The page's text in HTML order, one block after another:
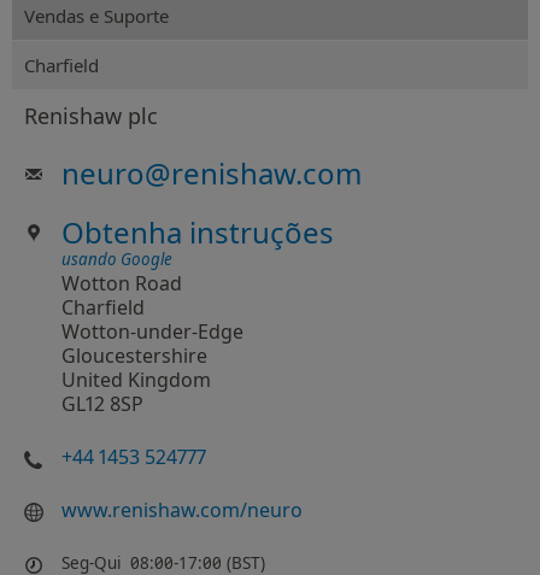
Vendas e Suporte
Charfield
Renishaw plc
neuro@renishaw.com
Obtenha instruções
usando Google
Wotton Road
Charfield
Wotton-under-Edge
Gloucestershire
United Kingdom
GL12 8SP
+44 1453 524777
www.renishaw.com/neuro
Seg-Qui 08:00-17:00 (BST)